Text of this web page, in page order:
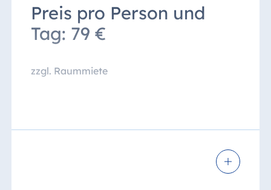
Mittagessen lt. Küchenchef im
Restaurant inklusive Wasser und
Apfelsaft
* An der Kaffeepausenstation finden Sie eine
Kaffeespezialitäten, eine Teeauswahl,
Preis pro Person und
Tag: 79 €
zzgl. Raummiete